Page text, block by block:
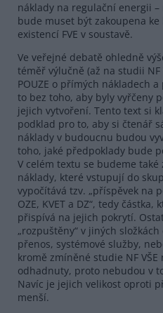
náklady na regulační energii
bude muset být zakoupena ke
existencí FVE v soustavě.
Ve veřejné debatě ohledně
téměř výlučně (až na studii NF
POUZE o přímých nákladech
to bez toho, aby byly vyřčeny
jejich vytvoření. Tento text si
podklad pro to, aby si čtenář
náklady v budoucnu budou
toho, jaké předpoklady bude
V celém textu se budeme
náklady, které vstupují do
vypočítává tzv. „příspěvek na
OZE, KVET a DZ“, tedy
přispívá na jejich pokrytí.
„rozpuštěny“ v jiných
přenos, systémové služby,
kromě zmíněné studie NF
odhadnuty, proto nebudou v
Navíc je jejich velikost oproti
menší.